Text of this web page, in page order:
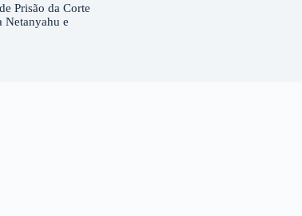
Prisão da Corte
Netanyahu e